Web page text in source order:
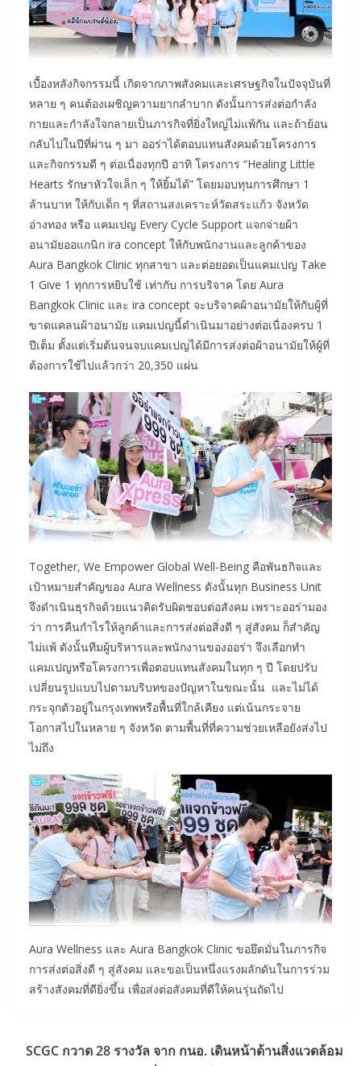
เบื้องหลังกิจกรรมนี้ เกิดจากภาพสังคมและเศรษฐกิจในปัจจุบันที่
หลาย ๆ คนต้องเผชิญความยากลำบาก ดังนั้นการส่งต่อกำลัง
กายและกำลังใจกลายเป็นภารกิจที่ยิ่งใหญ่ไม่แพ้กัน และถ้าย้อน
กลับไปในปีที่ผ่าน ๆ มา ออร่าได้ตอบแทนสังคมด้วยโครงการ
และกิจกรรมดี ๆ ต่อเนื่องทุกปี อาทิ โครงการ “Healing Little
Hearts รักษาหัวใจเล็ก ๆ ให้ยิ้มได้” โดยมอบทุนการศึกษา 1
ล้านบาท ให้กับเด็ก ๆ ที่สถานสงเคราะห์วัดสระแก้ว จังหวัด
อ่างทอง หรือ แคมเปญ Every Cycle Support แจกจ่ายผ้า
อนามัยออแกนิก ira concept ให้กับพนักงานและลูกค้าของ
Aura Bangkok Clinic ทุกสาขา และต่อยอดเป็นแคมเปญ Take
1 Give 1 ทุกการหยิบใช้ เท่ากับ การบริจาค โดย Aura
Bangkok Clinic และ ira concept จะบริจาคผ้าอนามัยให้กับผู้ที่
ขาดแคลนผ้าอนามัย แคมเปญนี้ดำเนินมาอย่างต่อเนื่องครบ 1
ปีเต็ม ตั้งแต่เริ่มต้นจนจบแคมเปญได้มีการส่งต่อผ้าอนามัยให้ผู้ที่
ต้องการใช้ไปแล้วกว่า 20,350 แผ่น
Together, We Empower Global Well-Being คือพันธกิจและ
เป้าหมายสำคัญของ Aura Wellness ดังนั้นทุก Business Unit
จึงดำเนินธุรกิจด้วยแนวคิดรับผิดชอบต่อสังคม เพราะออร่ามอง
ว่า การคืนกำไรให้ลูกค้าและการส่งต่อสิ่งดี ๆ สู่สังคม ก็สำคัญ
ไม่แพ้ ดังนั้นทีมผู้บริหารและพนักงานของออร่า จึงเลือกทำ
แคมเปญหรือโครงการเพื่อตอบแทนสังคมในทุก ๆ ปี โดยปรับ
เปลี่ยนรูปแบบไปตามบริบทของปัญหาในขณะนั้น และไม่ได้
กระจุกตัวอยู่ในกรุงเทพหรือพื้นที่ใกล้เคียง แต่เน้นกระจาย
โอกาสไปในหลาย ๆ จังหวัด ตามพื้นที่ที่ความช่วยเหลือยังส่งไป
ไม่ถึง
Aura Wellness และ Aura Bangkok Clinic ขอยึดมั่นในภารกิจ
การส่งต่อสิ่งดี ๆ สู่สังคม และขอเป็นหนึ่งแรงผลักดันในการร่วม
สร้างสังคมที่ดียิ่งขึ้น เพื่อส่งต่อสังคมที่ดีให้คนรุ่นถัดไป
SCGC กวาด 28 รางวัล จาก กนอ. เดินหน้าด้านสิ่งแวดล้อม